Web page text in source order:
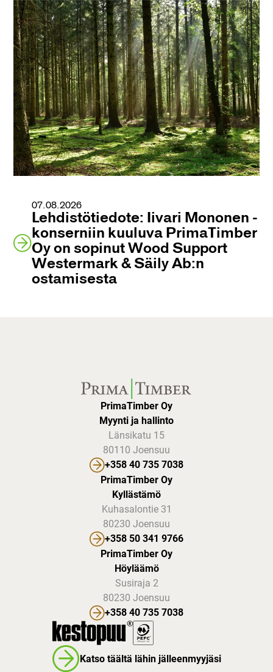
07.08.2026
Lehdistötiedote: Iivari Mononen -
konserniin kuuluva PrimaTimber
Oy on sopinut Wood Support
Westermark & Säily Ab:n
ostamisesta
PrimaTimber Oy
Myynti ja hallinto
Länsikatu 15
80110 Joensuu
+358 40 735 7038
PrimaTimber Oy
Kyllästämö
Kuhasalontie 31
80230 Joensuu
+358 50 341 9766
PrimaTimber Oy
Höyläämö
Susiraja 2
80230 Joensuu
+358 40 735 7038
Katso täältä lähin jälleenmyyjäsi